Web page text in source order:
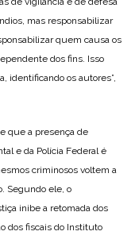
mas responsabilizar
quem causa os
dos fins. Isso
identificando os autores”,
que a presença de
e da Polícia Federal é
criminosos voltem a
Segundo ele, o
inibe a retomada dos
dos fiscais do Instituto